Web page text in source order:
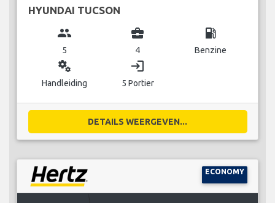
HYUNDAI TUCSON
group
5
business_center
4
local_gas_station
Benzine
miscellaneous_services
Handleiding
login
5 Portier
DETAILS WEERGEVEN...
ECONOMY